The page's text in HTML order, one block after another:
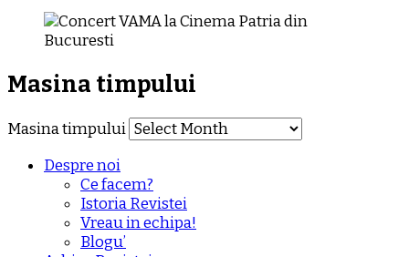
Masina timpului
Masina timpului
Despre noi
Ce facem?
Istoria Revistei
Vreau in echipa!
Blogu’